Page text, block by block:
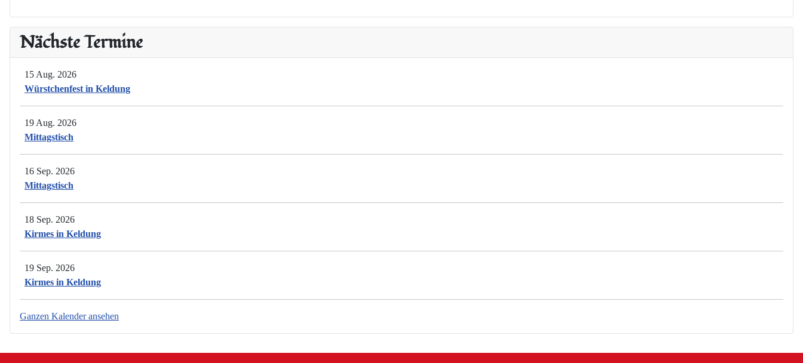
Nächste Termine
15 Aug. 2026
Würstchenfest in Keldung
19 Aug. 2026
Mittagstisch
16 Sep. 2026
Mittagstisch
18 Sep. 2026
Kirmes in Keldung
19 Sep. 2026
Kirmes in Keldung
Ganzen Kalender ansehen